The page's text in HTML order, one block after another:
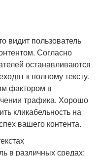
видит пользователь
Согласно
останавливаются
к полному тексту.
фактором в
трафика. Хорошо
кликабельность на
вашего контента.
в различных средах: